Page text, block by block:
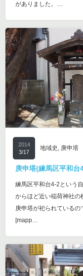
がありました。…
2014
3/17
地域史 , 庚申塔
庚申塔(練馬区平和台
練馬区平和台4-2という
からほど近い稲荷神社の
庚申塔が祀られているの
[mapp…